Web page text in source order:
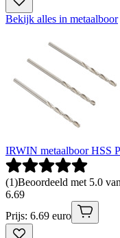
Bekijk alles in metaalboor
IRWIN metaalboor HSS
(1)Beoordeeld met 5.0
6.69
Prijs: 6.69 euro